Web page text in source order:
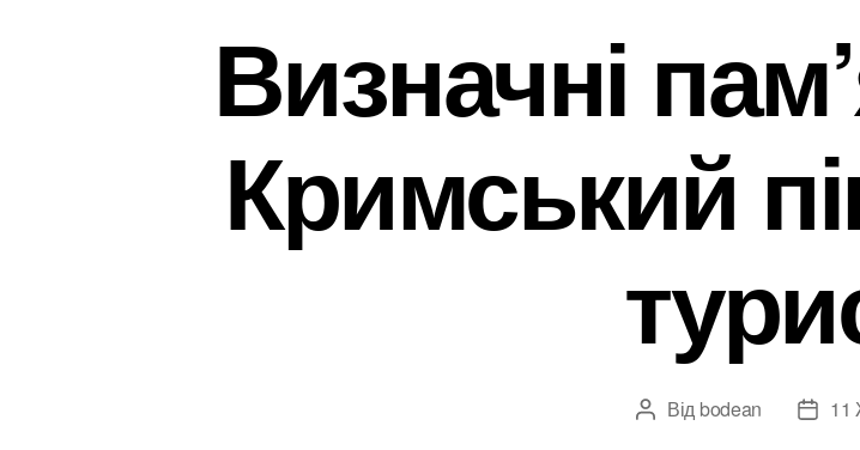
Визначні
Кримський
Автор
Від bodean
Дата
11